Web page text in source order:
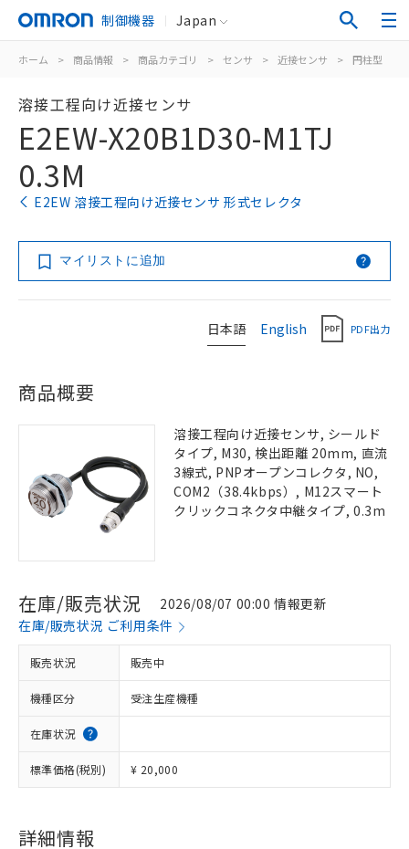
制御機器 Japan
ホーム > 商品情報 > 商品カテゴリ > センサ > 近接センサ > 円柱型
溶接工程向け近接センサ
E2EW-X20B1D30-M1TJ
0.3M
E2EW 溶接工程向け近接センサ 形式セレクタ
マイリストに追加
日本語 English PDF出力
商品概要
溶接工程向け近接センサ, シールド
タイプ, M30, 検出距離 20mm, 直流
3線式, PNPオープンコレクタ, NO,
COM2（38.4kbps）, M12スマート
クリックコネクタ中継タイプ, 0.3m
在庫/販売状況
2026/08/07 00:00 情報更新
在庫/販売状況 ご利用条件
販売状況 販売中
機種区分 受注生産機種
在庫状況
標準価格(税別) ¥ 20,000
詳細情報